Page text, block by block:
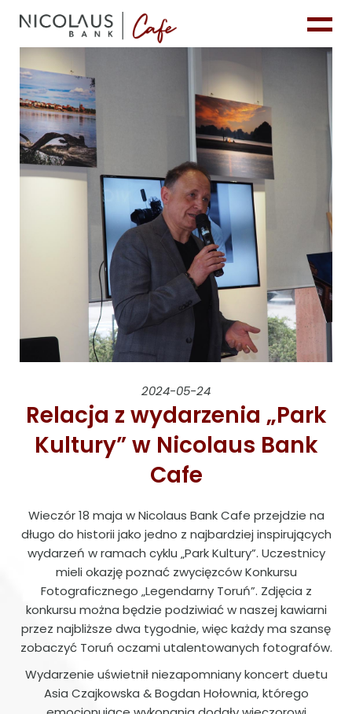
2024-05-24
Relacja z wydarzenia „Park
Kultury” w Nicolaus Bank
Cafe
Wieczór 18 maja w Nicolaus Bank Cafe przejdzie na
długo do historii jako jedno z najbardziej inspirujących
wydarzeń w ramach cyklu „Park Kultury”. Uczestnicy
mieli okazję poznać zwycięzców Konkursu
Fotograficznego „Legendarny Toruń”. Zdjęcia z
konkursu można będzie podziwiać w naszej kawiarni
przez najbliższe dwa tygodnie, więc każdy ma szansę
zobaczyć Toruń oczami utalentowanych fotografów.
Wydarzenie uświetnił niezapomniany koncert duetu
Asia Czajkowska & Bogdan Hołownia, którego